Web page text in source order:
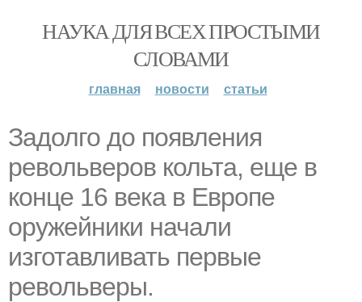
НАУКА ДЛЯ ВСЕХ ПРОСТЫМИ
СЛОВАМИ
главная новости статьи
Задолго до появления
револьверов кольта, еще в
конце 16 века в Европе
оружейники начали
изготавливать первые
револьверы.